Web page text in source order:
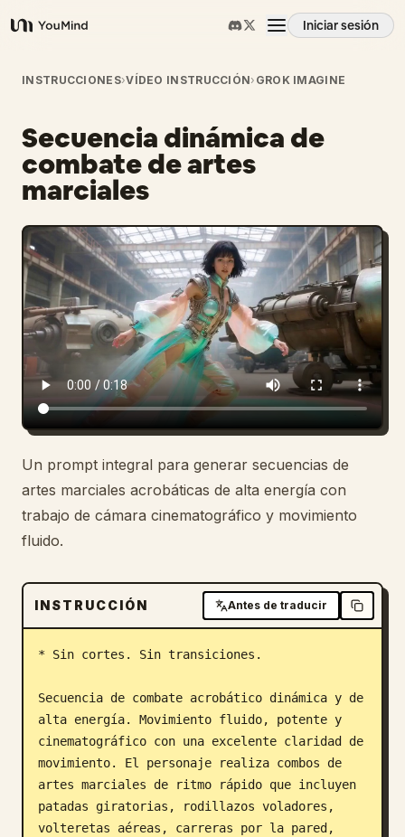
YouMind
Iniciar sesión
Resumen
Casos de uso
Habilidades
Prompts
Precios
Descargar
Blog
Actualizaciones
INSTRUCCIONES›VÍDEO INSTRUCCIÓN› GROK IMAGINE
Secuencia dinámica de
combate de artes
marciales
Un prompt integral para generar secuencias de
artes marciales acrobáticas de alta energía con
trabajo de cámara cinematográfico y movimiento
fluido.
INSTRUCCIÓN Antes de traducir
* Sin cortes. Sin transiciones.
Secuencia de combate acrobático dinámica y de
alta energía. Movimiento fluido, potente y
cinematográfico con una excelente claridad de
movimiento. El personaje realiza combos de
artes marciales de ritmo rápido que incluyen
patadas giratorias, rodillazos voladores,
volteretas aéreas, carreras por la pared,